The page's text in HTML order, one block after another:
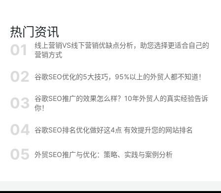
热门资讯
线上营销VS线下营销优缺点分析，助您选择更适合自己的
营销方式
谷歌SEO优化的5大技巧，95%以上的外贸人都不知道！
谷歌SEO推广的效果怎么样？10年外贸人的真实经验告诉
你！
谷歌SEO排名优化做好这4点 有效提升您的网站排名
外贸SEO推广与优化：策略、实践与案例分析